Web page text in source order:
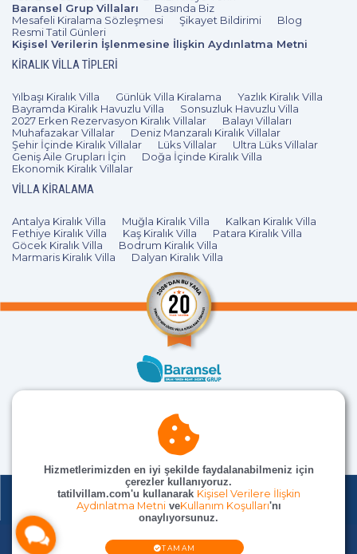
Baransel Grup Villaları
Basında Biz
Mesafeli Kiralama Sözleşmesi
Şikayet Bildirimi
Blog
Resmi Tatil Günleri
Kişisel Verilerin İşlenmesine İlişkin Aydınlatma Metni
KIRALIK VILLA TIPLERI
Yılbaşı Kiralık Villa Günlük Villa Kiralama
Yazlık Kiralık Villa
Bayramda Kiralık Havuzlu Villa
Sonsuzluk Havuzlu Villa
2027 Erken Rezervasyon Kiralık Villalar
Balayı Villaları
Muhafazakar Villalar
Deniz Manzaralı Kiralık Villalar
Şehir İçinde Kiralık Villalar
Lüks Villalar
Ultra Lüks Villalar
Geniş Aile Grupları İçin
Doğa İçinde Kiralık Villa
Ekonomik Kiralık Villalar
VILLA KIRALAMA
Antalya Kiralık Villa Muğla Kiralık Villa
Kalkan Kiralık Villa
Fethiye Kiralık Villa
Kaş Kiralık Villa
Patara Kiralık Villa
Göcek Kiralık Villa
Bodrum Kiralık Villa
Marmaris Kiralık Villa
Dalyan Kiralık Villa
© TatilVillam Tüm Hakları Saklıdır
Hizmetlerimizden en iyi şekilde faydalanabilmeniz için
çerezler kullanıyoruz.
tatilvillam.com'u kullanarak Kişisel Verilere İlişkin
Aydınlatma MetniveKullanım Koşulları'nı
onaylıyorsunuz.
TAMAM